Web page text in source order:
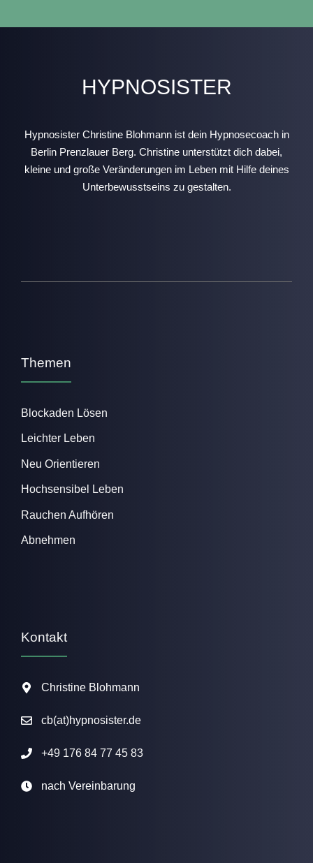
HYPNOSISTER
Hypnosister Christine Blohmann ist dein Hypnosecoach in
Berlin Prenzlauer Berg. Christine unterstützt dich dabei,
kleine und große Veränderungen im Leben mit Hilfe deines
Unterbewusstseins zu gestalten.
Themen
Blockaden Lösen
Leichter Leben
Neu Orientieren
Hochsensibel Leben
Rauchen Aufhören
Abnehmen
Kontakt
Christine Blohmann
cb(at)hypnosister.de
+49 176 84 77 45 83
nach Vereinbarung